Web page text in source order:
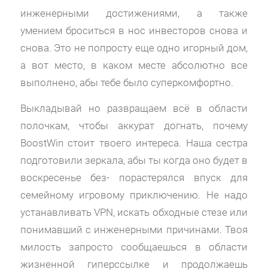
инженерными достижениями, а также
умением броситься в нос инвесторов снова и
снова. Это не попросту еще одно игорный дом,
а вот место, в каком месте абсолютно все
выполнено, абы тебе было суперкомфортно.
Выкладывай но развращаем всё в области
полочкам, чтобы аккурат догнать, почему
BoostWin стоит твоего интереса. Наша сестра
подготовили зеркала, абы ты когда оно будет в
воскресенье без- порастерялся впуск для
семейному игровому приключению. Не надо
устанавливать VPN, искать обходные стезе или
понимавший с инженерными причинами. Твоя
милость запросто сообщаешься в области
жизненной гиперссылке и продолжаешь